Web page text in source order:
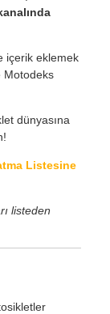
içerik eklemek
Motodeks
dünyasına
Listesine
listeden